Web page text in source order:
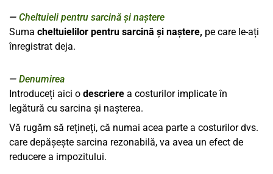
Cheltuieli pentru sarcină și naștere
Suma cheltuielilor pentru sarcină și naștere, pe care le-ați
înregistrat deja.
Denumirea
Introduceți aici o descriere a costurilor implicate în
legătură cu sarcina și nașterea.
Vă rugăm să rețineți, că numai acea parte a costurilor dvs.
care depășește sarcina rezonabilă, va avea un efect de
reducere a impozitului.